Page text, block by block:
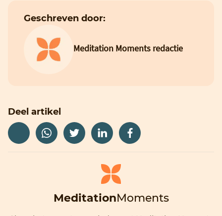
Geschreven door:
Meditation Moments redactie
Deel artikel
MeditationMoments